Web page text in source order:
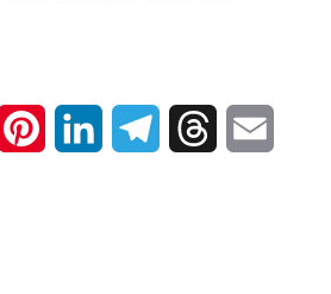
WhatsAppPinterest LinkedIn TelegramThreads